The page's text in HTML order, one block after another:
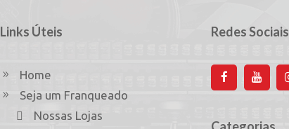
Links Úteis
Home
Seja um Franqueado
Nossas Lojas
Redes Sociais
Categorias